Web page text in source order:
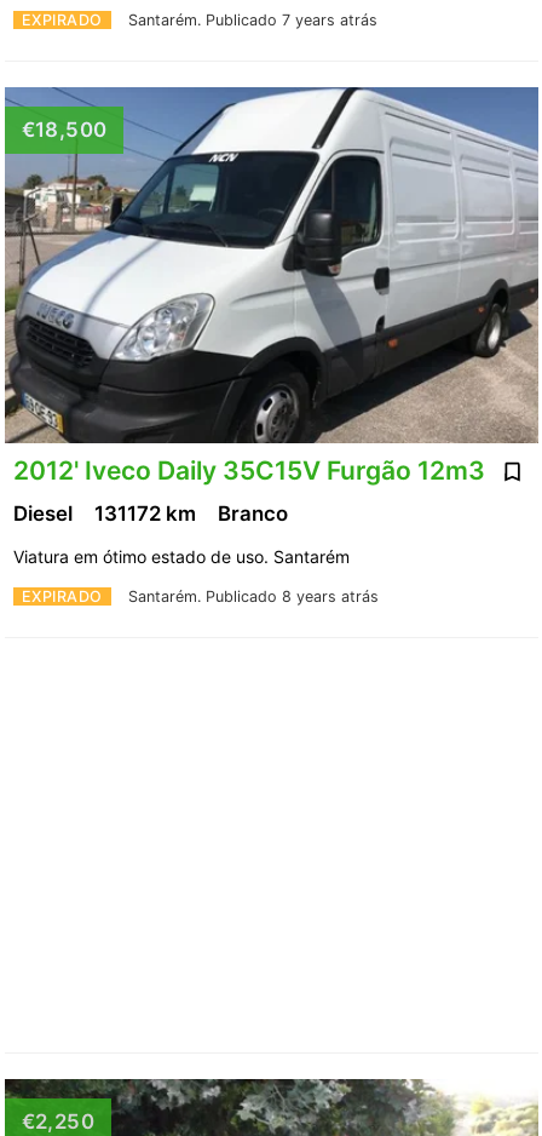
EXPIRADO Santarém. Publicado 7 years atrás
€18,500
2012' Iveco Daily 35C15V Furgão 12m3
EXPIRADO Santarém. Publicado 8 years atrás
Diesel 131172 km Branco
Viatura em ótimo estado de uso. Santarém
€2,250